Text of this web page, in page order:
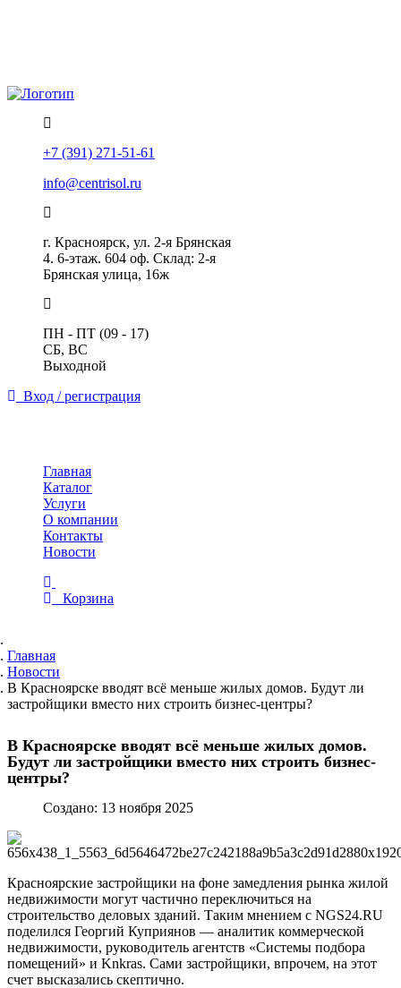
+7 (391) 271-51-61
info@centrisol.ru
г. Красноярск, ул. 2-я Брянская
4. 6-этаж. 604 оф. Склад: 2-я
Брянская улица, 16ж
ПН - ПТ (09 - 17)
СБ, ВС
Выходной
Вход / регистрация
Главная
Каталог
Услуги
О компании
Контакты
Новости
Корзина
Главная
Новости
В Красноярске вводят всё меньше жилых домов. Будут ли
застройщики вместо них строить бизнес-центры?
В Красноярске вводят всё меньше жилых домов.
Будут ли застройщики вместо них строить бизнес-
центры?
Создано: 13 ноября 2025
Красноярские застройщики на фоне замедления рынка жилой
недвижимости могут частично переключиться на
строительство деловых зданий. Таким мнением с NGS24.RU
поделился Георгий Куприянов — аналитик коммерческой
недвижимости, руководитель агентств «Системы подбора
помещений» и Knkras. Сами застройщики, впрочем, на этот
счет высказались скептично.